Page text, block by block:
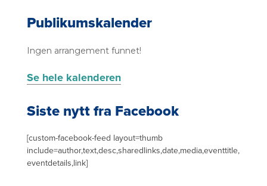
t
o
p
Publikumskalender
Ingen arrangement funnet!
Se hele kalenderen
Siste nytt fra Facebook
[custom-facebook-feed layout=thumb
include=author,text,desc,sharedlinks,date,media,eventtitle,
eventdetails,link]